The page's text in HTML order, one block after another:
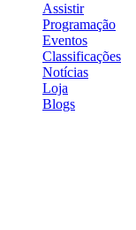
Assistir
Programação
Eventos
Classificações
Notícias
Loja
Blogs